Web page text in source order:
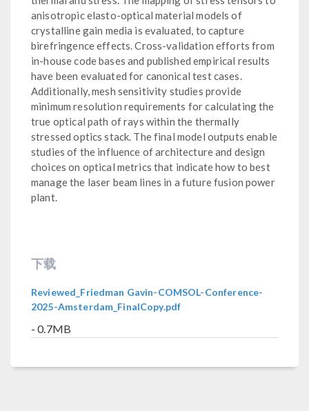
anisotropic elasto-optical material models of
crystalline gain media is evaluated, to capture
birefringence effects. Cross-validation efforts from
in-house code bases and published empirical results
have been evaluated for canonical test cases.
Additionally, mesh sensitivity studies provide
minimum resolution requirements for calculating the
true optical path of rays within the thermally
stressed optics stack. The final model outputs enable
studies of the influence of architecture and design
choices on optical metrics that indicate how to best
manage the laser beam lines in a future fusion power
plant.
下载
Reviewed_Friedman Gavin-COMSOL-Conference-
2025-Amsterdam_FinalCopy.pdf
- 0.7MB